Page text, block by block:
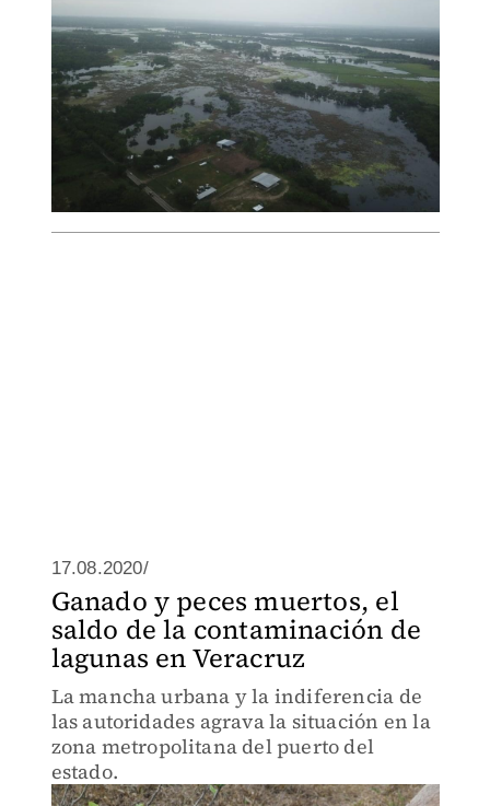
17.08.2020/
Ganado y peces muertos, el
saldo de la contaminación de
lagunas en Veracruz
La mancha urbana y la indiferencia de
las autoridades agrava la situación en la
zona metropolitana del puerto del
estado.